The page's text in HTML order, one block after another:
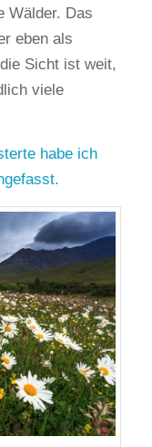
Wälder. Das
eben als
Sicht ist weit,
viele
habe ich